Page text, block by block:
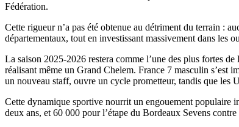
Fédération.
Cette rigueur n’a pas été obtenue au détriment du terrain :
départementaux, tout en investissant massivement dans les
La saison 2025-2026 restera comme l’une des plus fortes
réalisant même un Grand Chelem. France 7 masculin s’est
un nouveau staff, ouvre un cycle prometteur, tandis que les
Cette dynamique sportive nourrit un engouement populaire
deux ans, et 60 000 pour l’étape du Bordeaux Sevens